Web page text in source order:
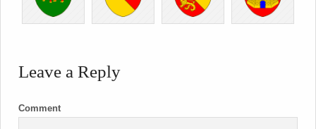
Leave a Reply
Comment